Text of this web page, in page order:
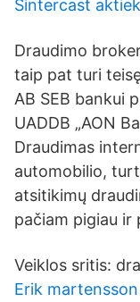
Sintercast
Draudimo
taip pat turi
AB SEB bankui
UADDB „AON
Draudimas
automobilio,
atsitikimų
pačiam pigiau ir
Veiklos sritis:
Erik martensson